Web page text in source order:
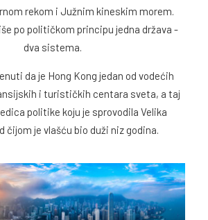
rekom i Južnim kineskim morem.
po političkom principu jedna država -
dva sistema.
da je Hong Kong jedan od vodećih
i turističkih centara sveta, a taj
politike koju je sprovodila Velika
čijom je vlašću bio duži niz godina.